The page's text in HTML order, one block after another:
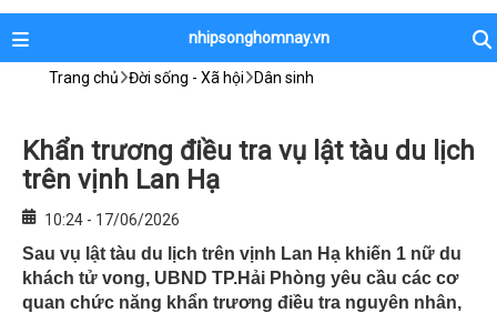
nhipsonghomnay.vn
Trang chủ Đời sống - Xã hội Dân sinh
Khẩn trương điều tra vụ lật tàu du lịch
trên vịnh Lan Hạ
10:24 - 17/06/2026
Sau vụ lật tàu du lịch trên vịnh Lan Hạ khiến 1 nữ du
khách tử vong, UBND TP.Hải Phòng yêu cầu các cơ
quan chức năng khẩn trương điều tra nguyên nhân,